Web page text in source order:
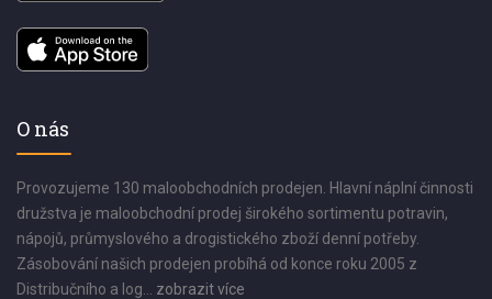
O nás
Provozujeme 130 maloobchodních prodejen. Hlavní náplní činnosti
družstva je maloobchodní prodej širokého sortimentu potravin,
nápojů, průmyslového a drogistického zboží denní potřeby.
Zásobování našich prodejen probíhá od konce roku 2005 z
Distribučního a log... zobrazit více